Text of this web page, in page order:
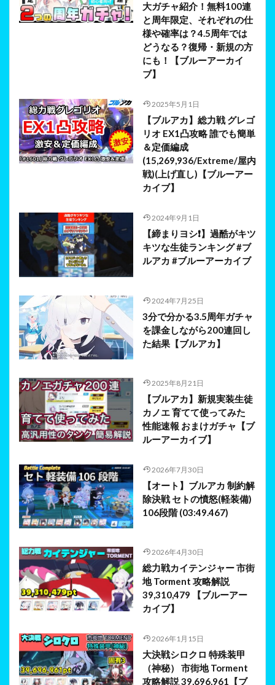
大ガチャ紹介！無料100連
と周年限定、それぞれの仕
様や確率は？4.5周年では
どうなる？復帰・新規の方
にも！【ブルーアーカイ
ブ】
2025年5月1日
【ブルアカ】総力戦 グレゴ
リオ EX1凸攻略 誰でも簡単
＆定価編成
(15,269,936/Extreme/屋内
戦)(上げ直し)【ブルーアー
カイブ】
2024年9月1日
【締まりヨシ❗】過酷がキツ
キツな生徒ランキング #ブ
ルアカ #ブルーアーカイブ
2024年7月25日
3分で分かる3.5周年ガチャ
を課金しながら200連回し
た結果【ブルアカ】
2025年8月21日
【ブルアカ】新規実装生徒
カノエ 育てて使ってみた
性能速報 おまけガチャ【ブ
ルーアーカイブ】
2026年7月30日
【オート】ブルアカ 制約解
除決戦 セトの憤怒(軽装備)
106段階 (03:49.467)
2026年4月30日
総力戦カイテンジャー 市街
地 Torment 攻略解説
39,310,479 【ブルーアー
カイブ】
2026年1月15日
大決戦シロクロ 特殊装甲
（神秘） 市街地 Torment
攻略解説 39,696,961【ブ